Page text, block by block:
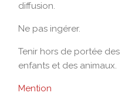
diffusion.
Ne pas ingérer.
Tenir hors de portée des
enfants et des animaux.
Mention